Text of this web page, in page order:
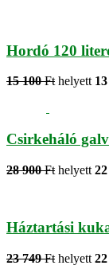
Hordó 120
15 100 Ft helyett
Csirkeháló
28 900 Ft helyett
Háztartási
23 749 Ft helyett